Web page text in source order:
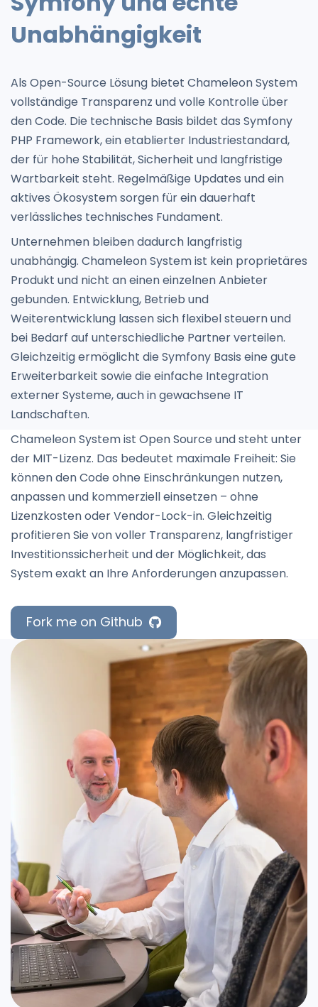
Unabhängigkeit
Als Open-Source Lösung bietet Chameleon System
vollständige Transparenz und volle Kontrolle über
den Code. Die technische Basis bildet das Symfony
PHP Framework, ein etablierter Industriestandard,
der für hohe Stabilität, Sicherheit und langfristige
Wartbarkeit steht. Regelmäßige Updates und ein
aktives Ökosystem sorgen für ein dauerhaft
verlässliches technisches Fundament.
Unternehmen bleiben dadurch langfristig
unabhängig. Chameleon System ist kein proprietäres
Produkt und nicht an einen einzelnen Anbieter
gebunden. Entwicklung, Betrieb und
Weiterentwicklung lassen sich flexibel steuern und
bei Bedarf auf unterschiedliche Partner verteilen.
Gleichzeitig ermöglicht die Symfony Basis eine gute
Erweiterbarkeit sowie die einfache Integration
externer Systeme, auch in gewachsene IT
Landschaften.
Chameleon System ist Open Source und steht unter
der MIT-Lizenz. Das bedeutet maximale Freiheit: Sie
können den Code ohne Einschränkungen nutzen,
anpassen und kommerziell einsetzen – ohne
Lizenzkosten oder Vendor-Lock-in. Gleichzeitig
profitieren Sie von voller Transparenz, langfristiger
Investitionssicherheit und der Möglichkeit, das
System exakt an Ihre Anforderungen anzupassen.
Fork me on Github